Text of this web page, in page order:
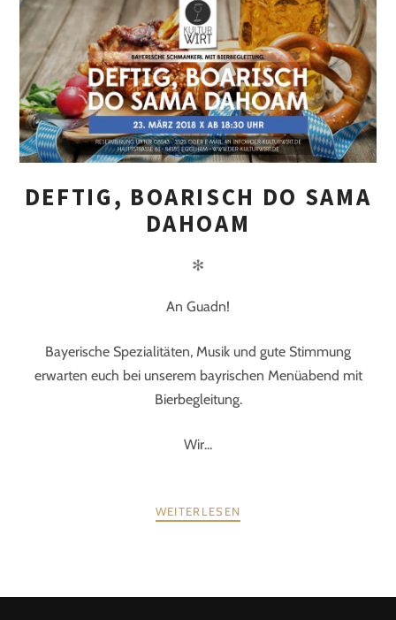
DEFTIG, BOARISCH DO SAMA
DAHOAM
✻
An Guadn!
Bayerische Spezialitäten, Musik und gute Stimmung
erwarten euch bei unserem bayrischen Menüabend mit
Bierbegleitung.
Wir...
WEITERLESEN